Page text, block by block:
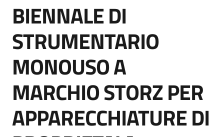
Piattaforme
telematiche
English
BIENNALE DI
STRUMENTARIO
MONOUSO A
MARCHIO STORZ PER
APPARECCHIATURE DI